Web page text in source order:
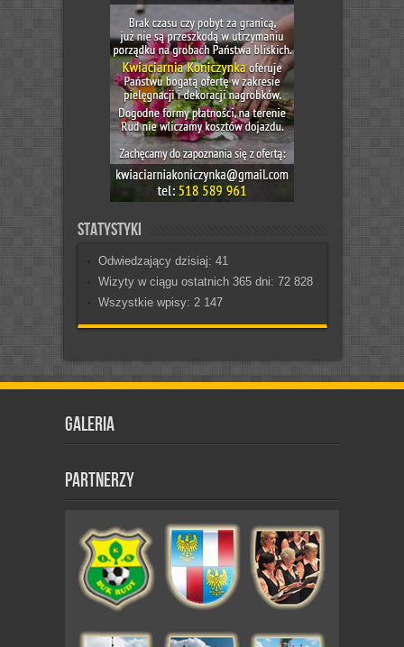
Statystyki
Odwiedzający dzisiaj: 41
Wizyty w ciągu ostatnich 365 dni: 72 828
Wszystkie wpisy: 2 147
Galeria
Partnerzy